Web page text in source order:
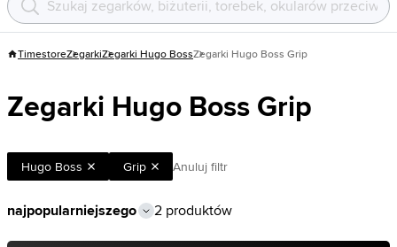
TimestoreZegarkiZegarki Hugo BossZegarki Hugo Boss Grip
Zegarki Hugo Boss Grip
Hugo Boss Grip Anuluj filtr
2 produktów